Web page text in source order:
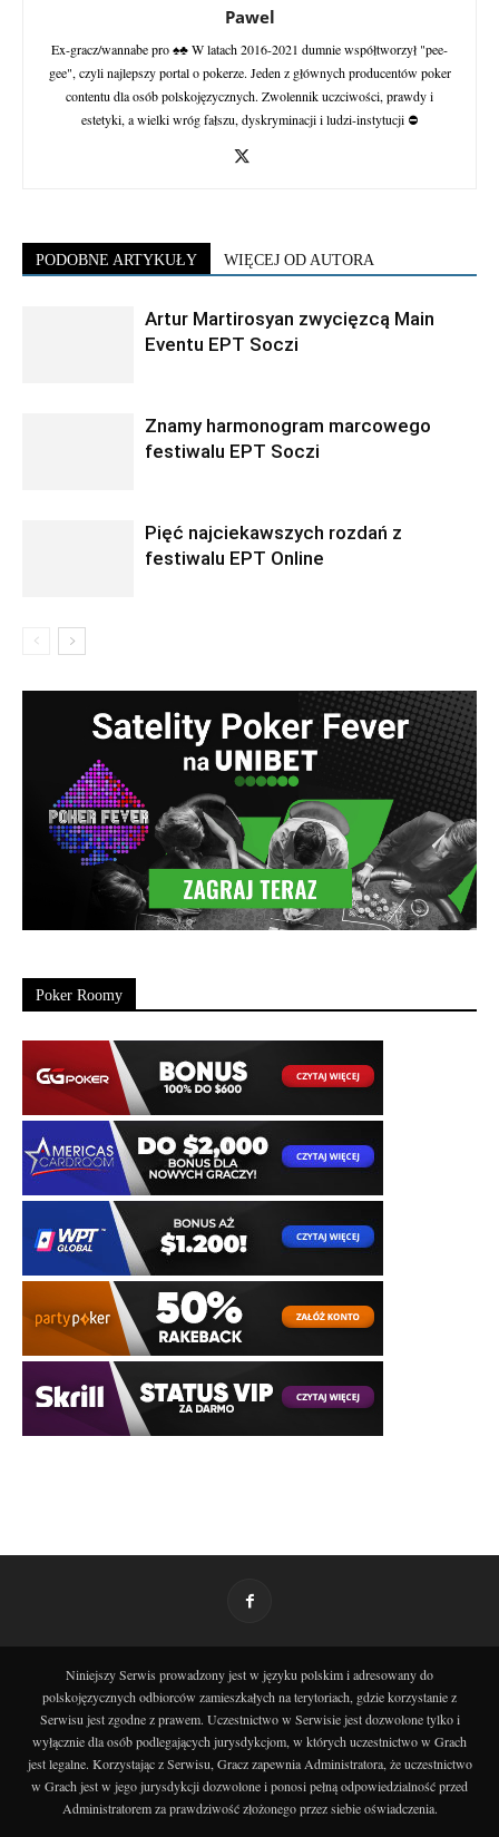
Pawel
Ex-gracz/wannabe pro ♠♣ W latach 2016-2021 dumnie współtworzył "pee-
gee", czyli najlepszy portal o pokerze. Jeden z głównych producentów poker
contentu dla osób polskojęzycznych. Zwolennik uczciwości, prawdy i
estetyki, a wielki wróg fałszu, dyskryminacji i ludzi-instytucji ⛔
PODOBNE ARTYKUŁY WIĘCEJ OD AUTORA
Artur Martirosyan zwycięzcą Main
Eventu EPT Soczi
Znamy harmonogram marcowego
festiwalu EPT Soczi
Pięć najciekawszych rozdań z
festiwalu EPT Online
Poker Roomy
Niniejszy Serwis prowadzony jest w języku polskim i adresowany do
polskojęzycznych odbiorców zamieszkałych na terytoriach, gdzie korzystanie z
Serwisu jest zgodne z prawem. Uczestnictwo w Serwisie jest dozwolone tylko i
wyłącznie dla osób podlegających jurysdykcjom, w których uczestnictwo w Grach
jest legalne. Korzystając z Serwisu, Gracz zapewnia Administratora, że uczestnictwo
w Grach jest w jego jurysdykcji dozwolone i ponosi pełną odpowiedzialność przed
Administratorem za prawdziwość złożonego przez siebie oświadczenia.